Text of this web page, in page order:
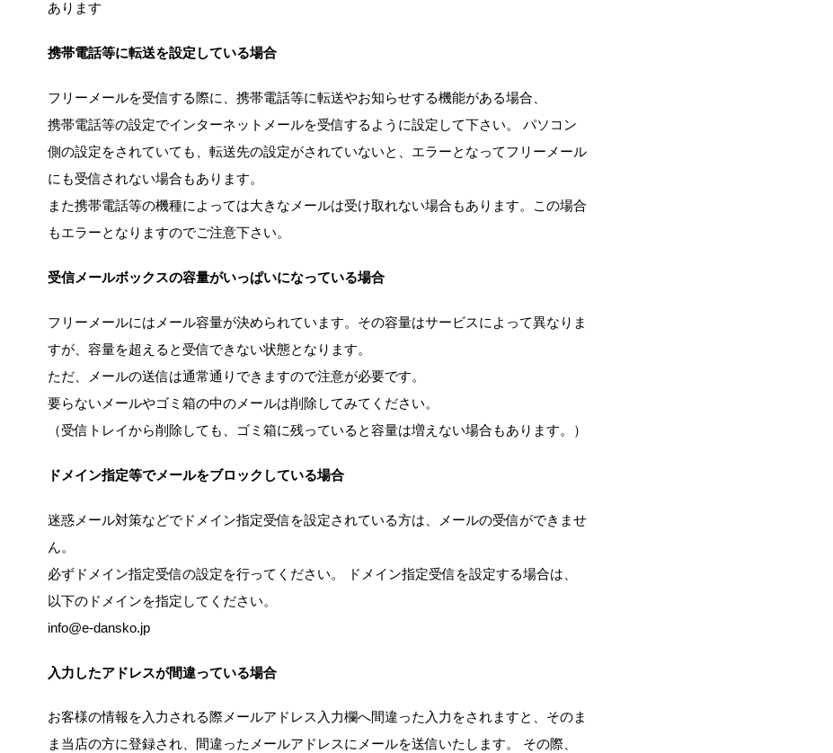
あります
携帯電話等に転送を設定している場合
フリーメールを受信する際に、携帯電話等に転送やお知らせする機能がある場合、
携帯電話等の設定でインターネットメールを受信するように設定して下さい。 パソコン
側の設定をされていても、転送先の設定がされていないと、エラーとなってフリーメール
にも受信されない場合もあります。
また携帯電話等の機種によっては大きなメールは受け取れない場合もあります。この場合
もエラーとなりますのでご注意下さい。
受信メールボックスの容量がいっぱいになっている場合
フリーメールにはメール容量が決められています。その容量はサービスによって異なりま
すが、容量を超えると受信できない状態となります。
ただ、メールの送信は通常通りできますので注意が必要です。
要らないメールやゴミ箱の中のメールは削除してみてください。
（受信トレイから削除しても、ゴミ箱に残っていると容量は増えない場合もあります。）
ドメイン指定等でメールをブロックしている場合
迷惑メール対策などでドメイン指定受信を設定されている方は、メールの受信ができませ
ん。
必ずドメイン指定受信の設定を行ってください。 ドメイン指定受信を設定する場合は、
以下のドメインを指定してください。
info@e-dansko.jp
入力したアドレスが間違っている場合
お客様の情報を入力される際メールアドレス入力欄へ間違った入力をされますと、そのま
ま当店の方に登録され、間違ったメールアドレスにメールを送信いたします。 その際、